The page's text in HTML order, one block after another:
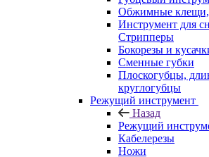
Обжимные
Инструмент для
Стрипперы
Бокорезы и
Сменные губки
Плоскогубцы,
круглогубцы
Режущий инструмент
Назад
Режущий
Кабелерезы
Ножи